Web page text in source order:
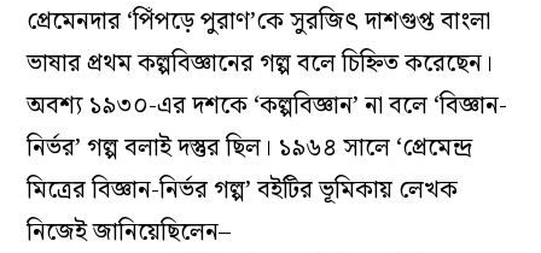
প্রেমেনদার ‘পিঁপড়ে পুরাণ’কে সুরজিৎ দাশগুপ্ত বাংলা
ভাষার প্রথম কল্পবিজ্ঞানের গল্প বলে চিহ্নিত করেছেন।
অবশ্য ১৯৩০-এর দশকে ‘কল্পবিজ্ঞান’ না বলে ‘বিজ্ঞান-
নির্ভর’ গল্প বলাই দস্তুর ছিল। ১৯৬৪ সালে ‘প্রেমেন্দ্র
মিত্রের বিজ্ঞান-নির্ভর গল্প’ বইটির ভূমিকায় লেখক
নিজেই জানিয়েছিলেন–